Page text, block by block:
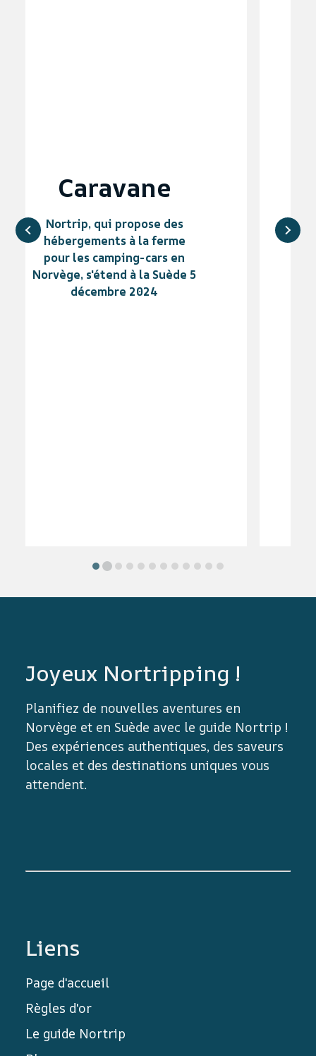
Agderposten
Net 6.7.21
Joyeux Nortripping !
Planifiez de nouvelles aventures en
Norvège et en Suède avec le guide Nortrip !
Des expériences authentiques, des saveurs
locales et des destinations uniques vous
attendent.
Liens
Page d'accueil
Règles d'or
Le guide Nortrip